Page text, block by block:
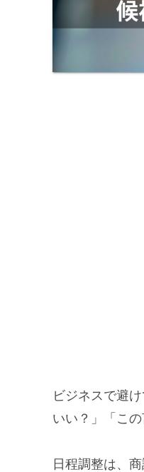
ビジネスで避
いい？」「こ
日程調整は、